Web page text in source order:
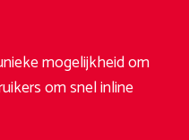
mogelijkheid om
om snel inline